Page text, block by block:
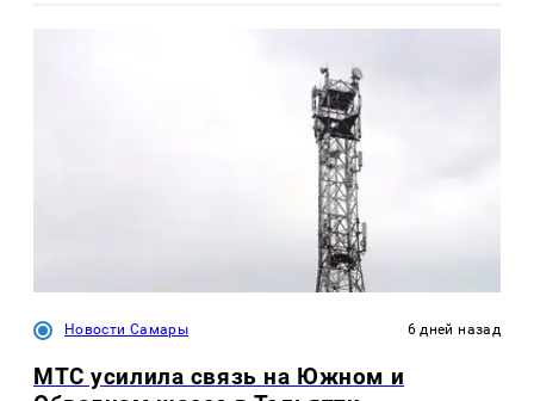
Новости Самары 6 дней назад
МТС усилила связь на Южном и